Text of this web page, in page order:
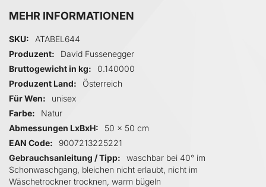
MEHR INFORMATIONEN
Mehr Informationen
SKU
ATABEL644
Produzent
David Fussenegger
Bruttogewicht in kg
0.140000
Produzent Land
Österreich
Für Wen
unisex
Farbe
Natur
Abmessungen LxBxH
50 x 50 cm
EAN Code
9007213225221
Gebrauchsanleitung / Tipp
waschbar bei 40° im
Schonwaschgang, bleichen nicht erlaubt, nicht im
Wäschetrockner trocknen, warm bügeln